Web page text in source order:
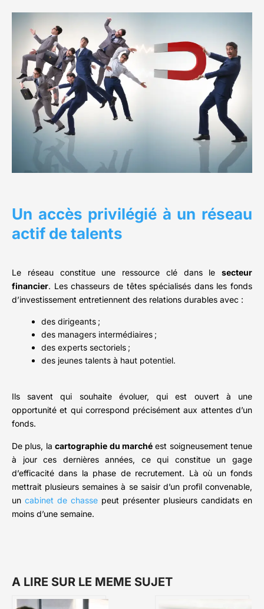
Un accès privilégié à un réseau
actif de talents
Le réseau constitue une ressource clé dans le secteur
financier. Les chasseurs de têtes spécialisés dans les fonds
d’investissement entretiennent des relations durables avec :
des dirigeants ;
des managers intermédiaires ;
des experts sectoriels ;
des jeunes talents à haut potentiel.
Ils savent qui souhaite évoluer, qui est ouvert à une
opportunité et qui correspond précisément aux attentes d’un
fonds.
De plus, lacartographie du marchéest soigneusement tenue
à jour ces dernières années, ce qui constitue un gage
d’efficacité dans la phase de recrutement. Là où un fonds
mettrait plusieurs semaines à se saisir d’un profil convenable,
un cabinet de chasse peut présenter plusieurs candidats en
moins d’une semaine.
A LIRE SUR LE MEME SUJET